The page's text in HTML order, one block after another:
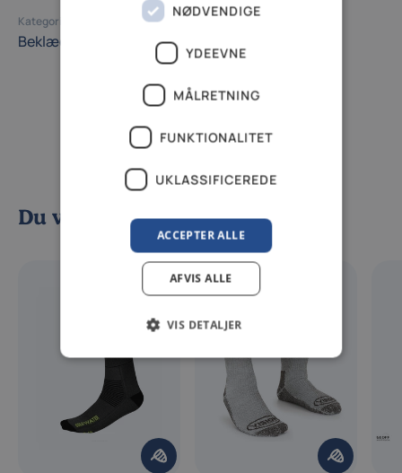
Kategori
Beklædning TøjUndertøj og sokker
Du vil måske også kunne lide
NØDVENDIGE
YDEEVNE
MÅLRETNING
FUNKTIONALITET
UKLASSIFICEREDE
ACCEPTER ALLE
AFVIS ALLE
VIS DETALJER